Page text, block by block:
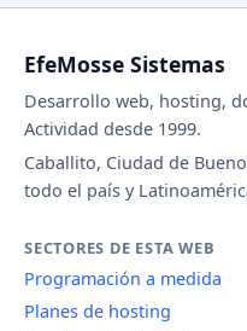
EfeMosse Sistemas
Desarrollo web, hosting,
Actividad desde 1999.
Caballito, Ciudad de
todo el país y
SECTORES DE ESTA WEB
Programación a medida
Planes de hosting